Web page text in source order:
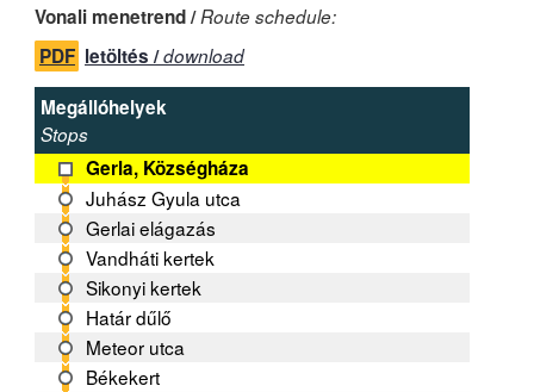
Vonali menetrend /Route schedule:
PDF letöltés /download
Megállóhelyek
Stops
Gerla, Községháza
Juhász Gyula utca
Gerlai elágazás
Vandháti kertek
Sikonyi kertek
Határ dűlő
Meteor utca
Békekert